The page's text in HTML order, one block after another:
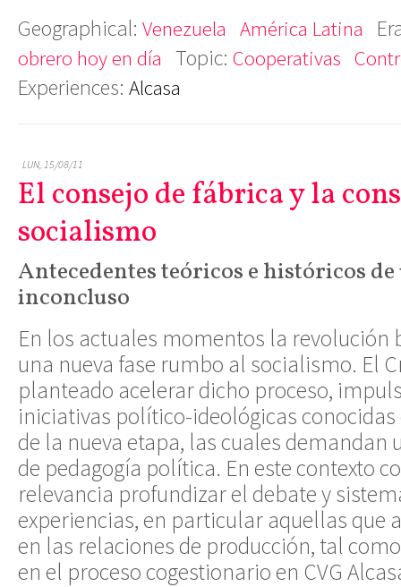
Geographical: Venezuela América Latina
obrero hoy en día Topic: Cooperativas
Experiences: Alcasa
LUN, 15/08/11
El consejo de fábrica y la
socialismo
Antecedentes teóricos e históricos de
inconcluso
En los actuales momentos la revolución
una nueva fase rumbo al socialismo. El
planteado acelerar dicho proceso,
iniciativas político-ideológicas
de la nueva etapa, las cuales demandan
de pedagogía política. En este contexto
relevancia profundizar el debate y
experiencias, en particular aquellas que
en las relaciones de producción, tal
en el proceso cogestionario en CVG